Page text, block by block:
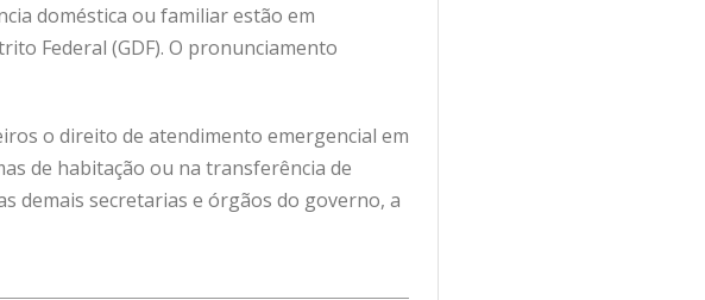
doméstica ou familiar estão em
Federal (GDF). O pronunciamento
o direito de atendimento emergencial em
de habitação ou na transferência de
demais secretarias e órgãos do governo, a